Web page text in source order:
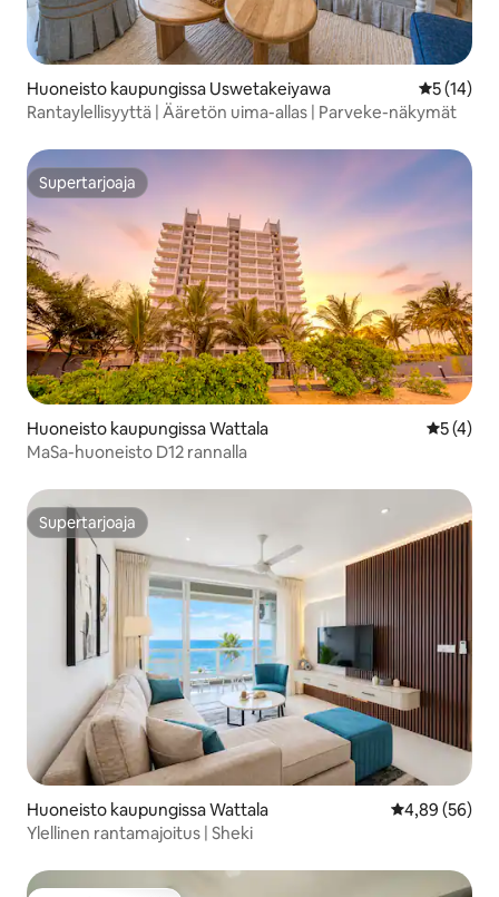
Huoneisto kaupungissa Uswetakeiyawa
5 (14)
Rantaylellisyyttä | Ääretön uima-allas | Parveke-näkymät
Supertarjoaja
Supertarjoaja
Huoneisto kaupungissa Wattala
5 (4)
MaSa-huoneisto D12 rannalla
Supertarjoaja
Supertarjoaja
Huoneisto kaupungissa Wattala
4,89 (56)
Ylellinen rantamajoitus | Sheki